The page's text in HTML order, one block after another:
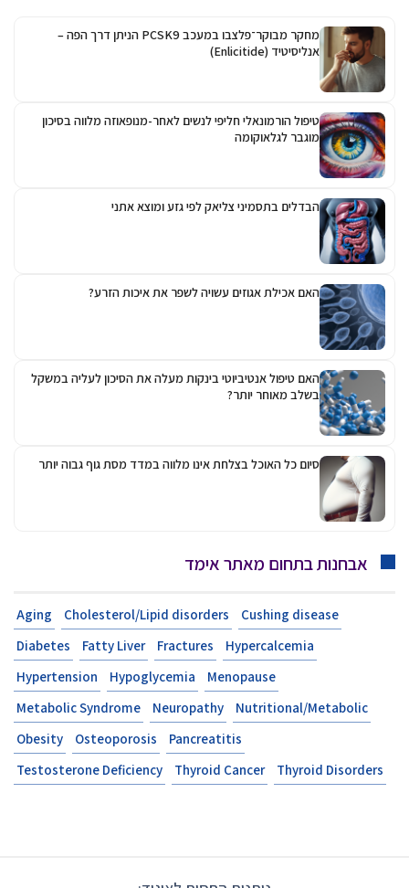
מחקר מבוקר־פלצבו במעכב PCSK9 הניתן דרך הפה –
אנליסיטיד (Enlicitide)
טיפול הורמונאלי חליפי לנשים לאחר-מנופאוזה מלווה בסיכון
מוגבר לגלאוקומה
הבדלים בתסמיני צליאק לפי גזע ומוצא אתני
האם אכילת אגוזים עשויה לשפר את איכות הזרע?
האם טיפול אנטיביוטי בינקות מעלה את הסיכון לעליה במשקל
בשלב מאוחר יותר?
סיום כל האוכל בצלחת אינו מלווה במדד מסת גוף גבוה יותר
אבחנות בתחום מאתר אימד
Aging Cholesterol/Lipid disorders
Cushing disease
Diabetes
Fatty Liver Fractures
Hypercalcemia
Hypertension
Hypoglycemia
Menopause
Metabolic Syndrome
Neuropathy
Nutritional/Metabolic
Obesity
Osteoporosis
Pancreatitis
Testosterone Deficiency
Thyroid Cancer Thyroid Disorders